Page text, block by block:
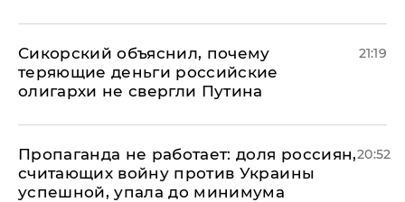
Сикорский объяснил, почему
теряющие деньги российские
олигархи не свергли Путина
21:19
​Пропаганда не работает: доля россиян,
считающих войну против Украины
успешной, упала до минимума
20:52